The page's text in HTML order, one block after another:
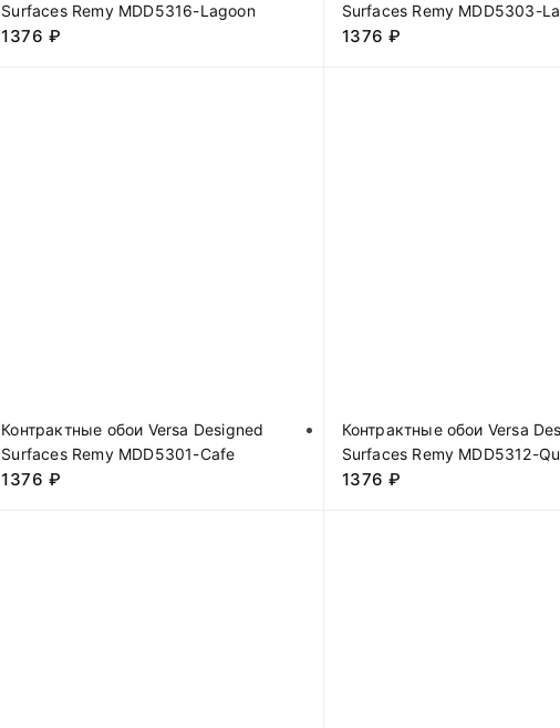
Surfaces Remy MDD5316-Lagoon
1376 ₽
Surfaces Remy MDD5303-
1376 ₽
Контрактные обои Versa Designed
Surfaces Remy MDD5301-Cafe
1376 ₽
Контрактные обои Versa
Surfaces Remy MDD5312-
1376 ₽